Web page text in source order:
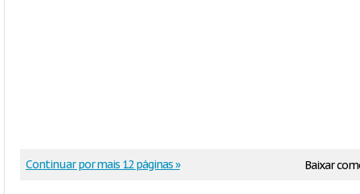
Baixar
Continuar por mais 12 páginas »